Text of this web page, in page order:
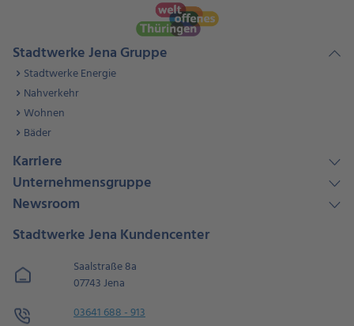
Stadtwerke Jena Gruppe
Stadtwerke Energie
Nahverkehr
Wohnen
Bäder
Karriere
Unternehmensgruppe
Newsroom
Stadtwerke Jena Kundencenter
Saalstraße 8a
07743 Jena
03641 688 - 913